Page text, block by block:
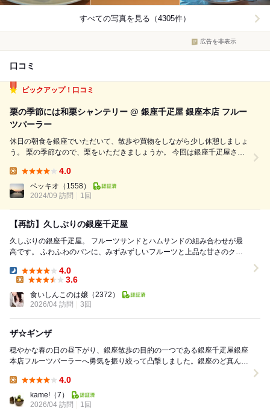
すべての写真を見る（4305件）
広告を非表示
口コミ
ピックアップ！口コミ
栗の季節には和栗シャンテリー @ 銀座千疋屋 銀座本店 フルー
ツパーラー
休日の朝食を銀座でいただいて、散歩や買物をしながら少し休憩しましょ
う。 栗の季節なので、栗をいただきましょうか。 今回は銀座千疋屋さん
し早めにお店に着いたのですが、すでに待っている人がいらっしゃいま
す。 開店時刻には１...
4.0
ベッキオ （1558）
2024/09 訪問
1回
【再訪】久しぶりの銀座千疋屋
久しぶりの銀座千疋屋。 フルーツサンドとハムサンドの組み合わせが最
高です。 ふわふわのパンに、みずみずしいフルーツと上品な甘さのクリ
Dinner:
4.0
3.6
食いしんこのは嬢 （2372）
2026/04 訪問
3回
ザ☆ギンザ
穏やかな春の日の昼下がり、銀座散歩の目的の一つである銀座千疋屋銀座
本店フルーツパーラーへ勇気を振り絞って凸撃しました。銀座のど真ん中
4.0
kame! （7）
2026/04 訪問
1回